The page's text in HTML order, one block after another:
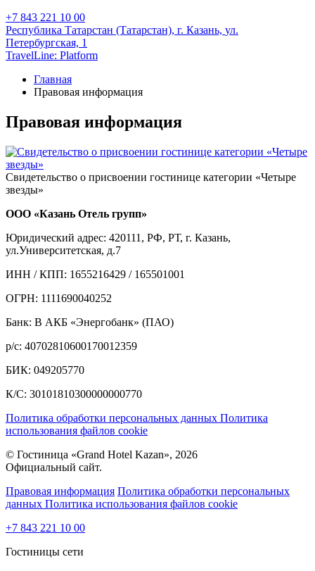
+7 843 221 10 00
Республика Татарстан (Татарстан), г. Казань, ул.
Петербургская, 1
TravelLine: Platform
Главная
Правовая информация
Правовая информация
Свидетельство о присвоении гостинице категории «Четыре
звезды»
ООО «Казань Отель групп»
Юридический адрес: 420111, РФ, РТ, г. Казань,
ул.Университетская, д.7
ИНН / КПП: 1655216429 / 165501001
ОГРН: 1111690040252
Банк: В АКБ «Энергобанк» (ПАО)
р/с: 40702810600170012359
БИК: 049205770
К/С: 30101810300000000770
Политика обработки персональных данных Политика
использования файлов cookie
© Гостиница «Grand Hotel Kazan», 2026
Официальный сайт.
Правовая информация Политика обработки персональных
данных Политика использования файлов cookie
+7 843 221 10 00
Гостиницы сети